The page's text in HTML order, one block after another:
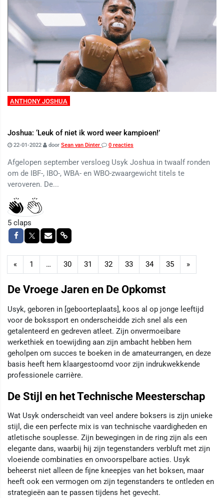
ANTHONY JOSHUA
Joshua: ‘Leuk of niet ik word weer kampioen!’
22-01-2022 door Sean van Dinter 0 reacties
Afgelopen september versloeg Usyk Joshua in twaalf ronden
om de IBF-, IBO-, WBA- en WBO-zwaargewicht titels te
veroveren. De...
5 claps
« 1 … 30 31 32 33 34 35 »
De Vroege Jaren en De Opkomst
Usyk, geboren in [geboorteplaats], koos al op jonge leeftijd
voor de bokssport en onderscheidde zich snel als een
getalenteerd en gedreven atleet. Zijn onvermoeibare
werkethiek en toewijding aan zijn ambacht hebben hem
geholpen om succes te boeken in de amateurrangen, en deze
basis heeft hem klaargestoomd voor zijn indrukwekkende
professionele carrière.
De Stijl en het Technische Meesterschap
Wat Usyk onderscheidt van veel andere boksers is zijn unieke
stijl, die een perfecte mix is van technische vaardigheden en
atletische souplesse. Zijn bewegingen in de ring zijn als een
elegante dans, waarbij hij zijn tegenstanders verbluft met zijn
vloeiende combinaties en onvoorspelbare acties. Usyk
beheerst niet alleen de fijne kneepjes van het boksen, maar
heeft ook een vermogen om zijn tegenstanders te ontleden en
strategieën aan te passen tijdens het gevecht.